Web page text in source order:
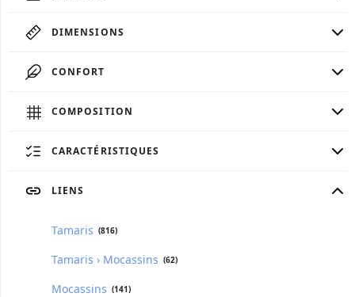
DIMENSIONS
CONFORT
COMPOSITION
CARACTÉRISTIQUES
LIENS
Tamaris (816)
Tamaris › Mocassins (62)
Mocassins (141)